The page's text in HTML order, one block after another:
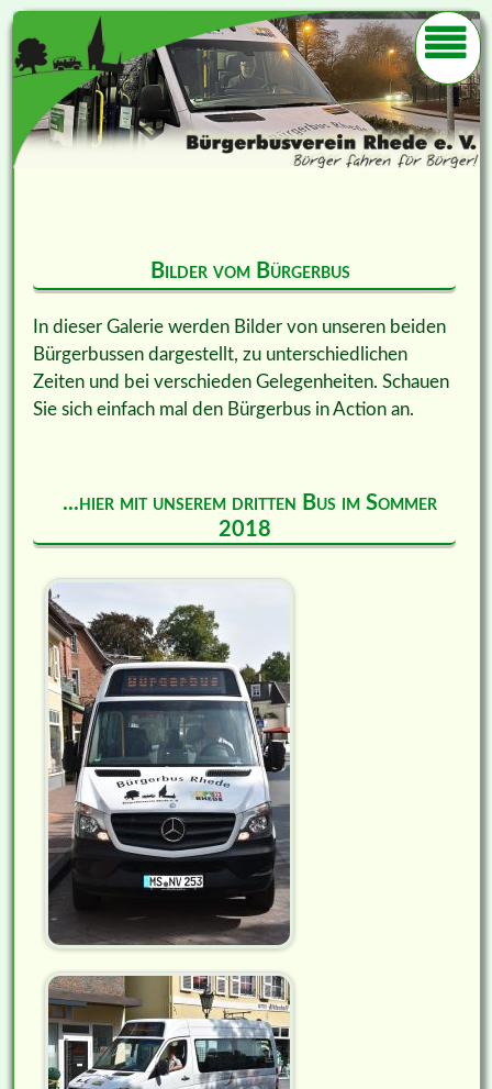
Bilder vom Bürgerbus
In dieser Galerie werden Bilder von unseren beiden
Bürgerbussen dargestellt, zu unterschiedlichen
Zeiten und bei verschieden Gelegenheiten. Schauen
Sie sich einfach mal den Bürgerbus in Action an.
...hier mit unserem dritten Bus im Sommer
2018